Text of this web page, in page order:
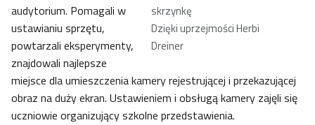
skrzynkę
Dzięki uprzejmości Herbi
Dreiner
audytorium. Pomagali w
ustawianiu sprzętu,
powtarzali eksperymenty,
znajdowali najlepsze
miejsce dla umieszczenia kamery rejestrującej i przekazującej
obraz na duży ekran. Ustawieniem i obsługą kamery zajęli się
uczniowie organizujący szkolne przedstawienia.